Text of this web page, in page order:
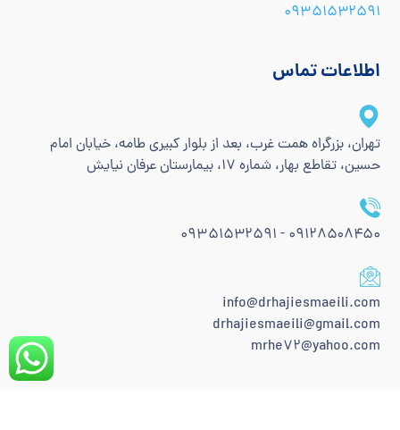
۰۹۳۵۱۵۳۲۵۹۱
اطلاعات تماس
تهران، بزرگراه همت غرب، بعد از بلوار کبیری طامه، خیابان امام
حسین، تقاطع بهار، شماره 17، بیمارستان عرفان نیایش
۰۹۱۲۸۵۰۸۴۵۰ - ۰۹۳۵۱۵۳۲۵۹۱
info@drhajiesmaeili.com
drhajiesmaeili@gmail.com
mrhe72@yahoo.com